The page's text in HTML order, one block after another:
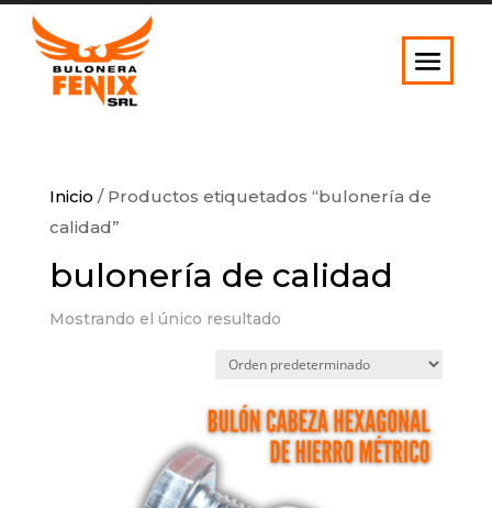
Inicio / Productos etiquetados “bulonería de
calidad”
bulonería de calidad
Mostrando el único resultado